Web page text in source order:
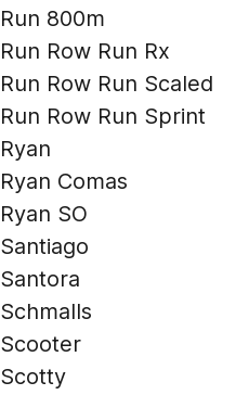
Run 800m
Run Row Run Rx
Run Row Run Scaled
Run Row Run Sprint
Ryan
Ryan Comas
Ryan SO
Santiago
Santora
Schmalls
Scooter
Scotty